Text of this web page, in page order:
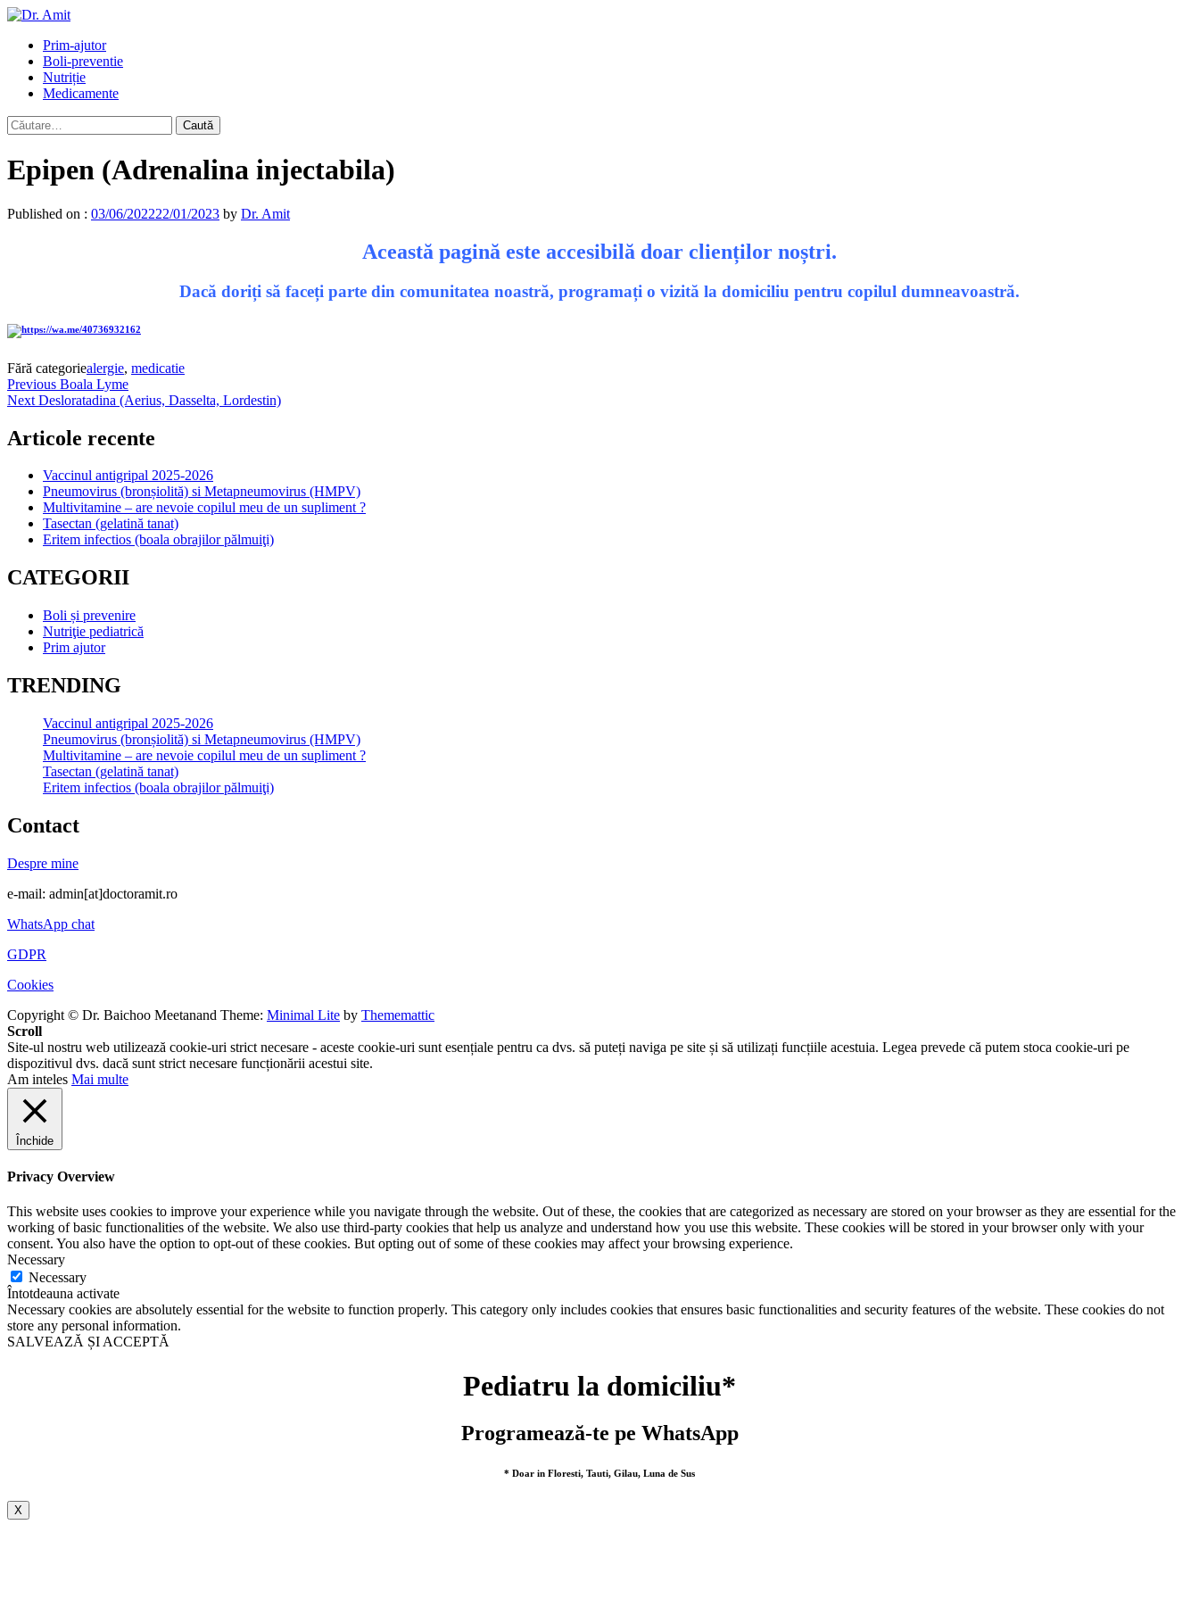
Skip
content
Primary
Menu
Prim-ajutor
Boli-preventie
Nutriție
Medicamente
Caută
după:
Epipen (Adrenalina injectabila)
Published on : 03/06/202222/01/2023 by Dr. Amit
Această pagină este accesibilă doar clienților noștri.
Dacă doriți să faceți parte din comunitatea noastră, programați o vizită la domiciliu pentru copilul dumneavoastră.
Fără categoriealergie, medicatie
Navigare
în
articole
Previous Previous
post:
Boala Lyme
Next Next
Desloratadina (Aerius, Dasselta, Lordestin)
Articole recente
Vaccinul antigripal 2025-2026
Pneumovirus (bronșiolită) si Metapneumovirus (HMPV)
Multivitamine – are nevoie copilul meu de un supliment ?
Tasectan (gelatină tanat)
Eritem infectios (boala obrajilor pălmuiţi)
CATEGORII
Boli și prevenire
Nutriţie pediatrică
Prim ajutor
TRENDING
Vaccinul antigripal 2025-2026
Pneumovirus (bronșiolită) si Metapneumovirus (HMPV)
Multivitamine – are nevoie copilul meu de un supliment ?
Tasectan (gelatină tanat)
Eritem infectios (boala obrajilor pălmuiţi)
Contact
Despre mine
e-mail: admin[at]doctoramit.ro
WhatsApp chat
GDPR
Cookies
Copyright © Dr. Baichoo Meetanand Theme: Minimal Lite by Thememattic
Scroll
Site-ul nostru web utilizează cookie-uri strict necesare - aceste cookie-uri sunt esențiale pentru ca dvs. să puteți naviga pe site și să utilizați funcțiile acestuia. Legea prevede că putem stoca cookie-uri pe
dispozitivul dvs. dacă sunt strict necesare funcționării acestui site.
Am inteles Mai multe
Închide
Privacy Overview
This website uses cookies to improve your experience while you navigate through the website. Out of these, the cookies that are categorized as necessary are stored on your browser as they are essential for the
working of basic functionalities of the website. We also use third-party cookies that help us analyze and understand how you use this website. These cookies will be stored in your browser only with your
consent. You also have the option to opt-out of these cookies. But opting out of some of these cookies may affect your browsing experience.
Necessary
Necessary
Întotdeauna activate
Necessary cookies are absolutely essential for the website to function properly. This category only includes cookies that ensures basic functionalities and security features of the website. These cookies do not
store any personal information.
SALVEAZĂ ȘI ACCEPTĂ
Pediatru la domiciliu*
Programează-te pe WhatsApp
* Doar in Floresti, Tauti, Gilau, Luna de Sus
X